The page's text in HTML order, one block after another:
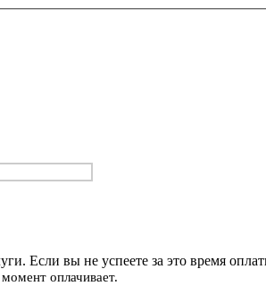
Если вы не успеете за это время
оплачивает.